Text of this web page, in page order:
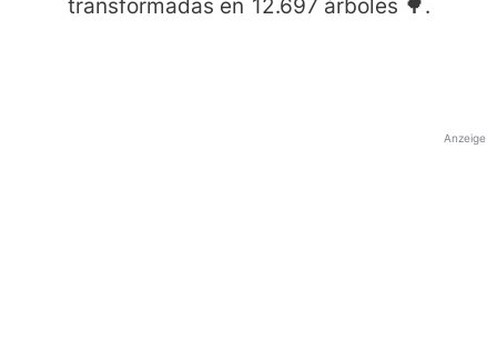
transformadas en 12.697 árboles 🌳.
Anzeige